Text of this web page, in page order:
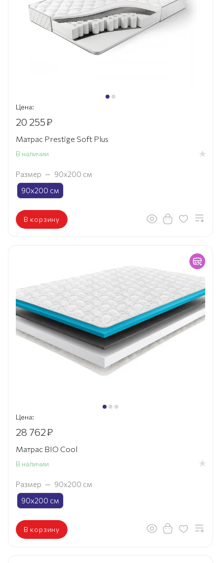
Цена:
20 255₽
Матрас Prestige Soft Plus
В наличии
Размер — 90х200 см
90х200 см
В корзину
Цена:
28 762₽
Матрас BIO Cool
В наличии
Размер — 90х200 см
90х200 см
В корзину